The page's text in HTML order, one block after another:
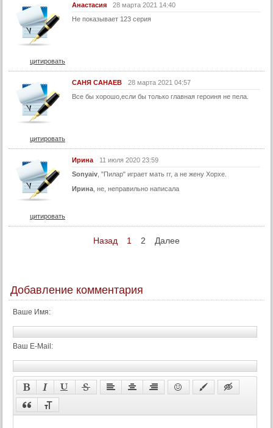
62 серия
63 серия
64 серия
65 серия
67 серия
68 серия
71 серия
72 серия
73 серия
74 серия
79 серия
80 серия
82 серия
84 серия
85 серия
Анастасия
28 марта 2021 14:40
Не показывает 123 серия
цитировать
САНЯ САНАЕВ
28 марта 2021 04:57
Все бы хорошо,если бы только главная героиня не пела.
цитировать
Ирина
11 июля 2020 23:59
Sonyaiv , "Пилар" играет мать гг, а не жену Хорхе.
Ирина , не, неправильно написала
цитировать
Назад 1 2 Далее
Добавление комментария
Ваше Имя:
Ваш E-Mail: